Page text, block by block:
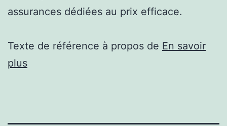
assurances dédiées au prix efficace.
Texte de référence à propos de En savoir
plus